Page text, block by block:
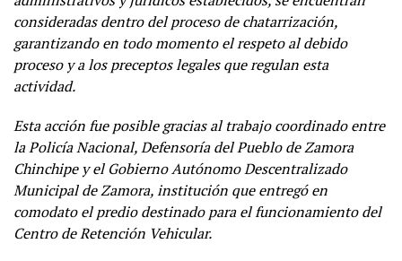
consideradas dentro del proceso de chatarrización,
garantizando en todo momento el respeto al debido
proceso y a los preceptos legales que regulan esta
actividad.
Esta acción fue posible gracias al trabajo coordinado entre
la Policía Nacional, Defensoría del Pueblo de Zamora
Chinchipe y el Gobierno Autónomo Descentralizado
Municipal de Zamora, institución que entregó en
comodato el predio destinado para el funcionamiento del
Centro de Retención Vehicular.